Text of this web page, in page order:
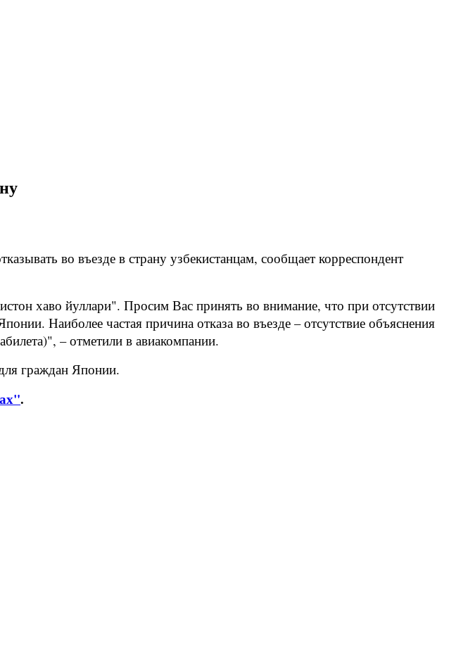
во въезде в страну узбекистанцам, сообщает корреспондент
хаво йуллари". Просим Вас принять во внимание, что при отсутствии
Наиболее частая причина отказа во въезде – отсутствие объяснения
– отметили в авиакомпании.
граждан Японии.
.